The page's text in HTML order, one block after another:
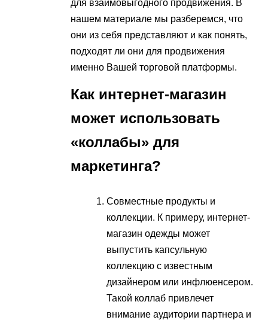
для взаимовыгодного продвижения. В
нашем материале мы разберемся, что
они из себя представляют и как понять,
подходят ли они для продвижения
именно Вашей торговой платформы.
Как интернет-магазин
может использовать
«коллабы» для
маркетинга?
Совместные продукты и
коллекции. К примеру, интернет-
магазин одежды может
выпустить капсульную
коллекцию с известным
дизайнером или инфлюенсером.
Такой коллаб привлечет
внимание аудитории партнера и